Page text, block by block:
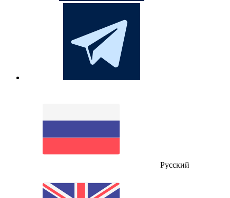
Русский